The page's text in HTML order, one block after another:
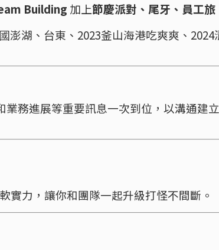
Building 加上節慶派對、尾牙、員工旅
澎湖、台東、2023釜山海港吃爽爽、2024
業務進展等重要訊息一次到位，以溝通建
實力，讓你和團隊一起升級打怪不間斷。